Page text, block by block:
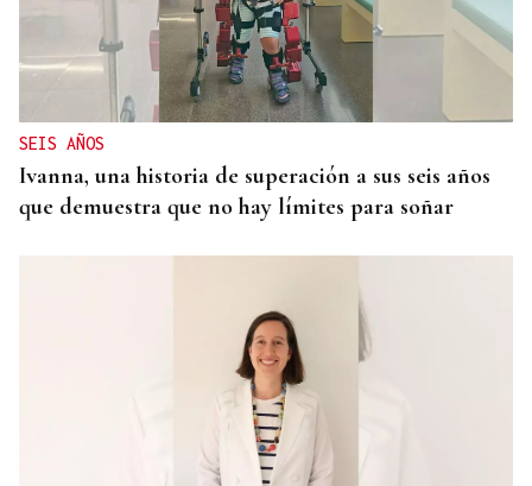
SEIS AÑOS
Ivanna, una historia de superación a sus seis años
que demuestra que no hay límites para soñar